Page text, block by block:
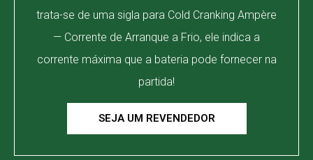
trata-se de uma sigla para Cold Cranking Ampère
— Corrente de Arranque a Frio, ele indica a
corrente máxima que a bateria pode fornecer na
partida!
SEJA UM REVENDEDOR